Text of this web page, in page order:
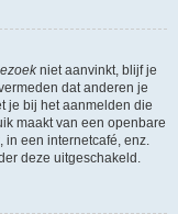
niet aanvinkt, blijf je
dat anderen je
je bij het aanmelden die
maakt van een openbare
in een internetcafé, enz.
deze uitgeschakeld.